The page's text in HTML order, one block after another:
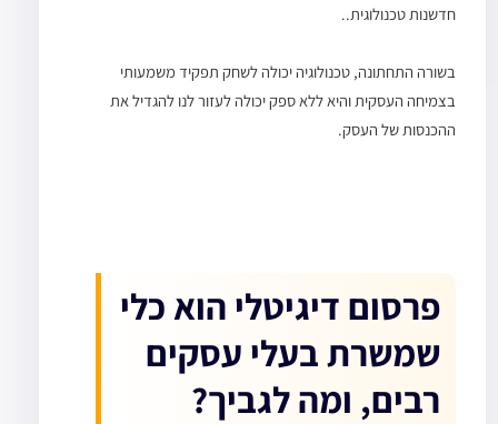
חדשנות טכנולוגית..
בשורה התחתונה, טכנולוגיה יכולה לשחק תפקיד משמעותי
בצמיחה העסקית והיא ללא ספק יכולה לעזור לנו להגדיל את
ההכנסות של העסק.
פרסום דיגיטלי הוא כלי
שמשרת בעלי עסקים
רבים, ומה לגביך?